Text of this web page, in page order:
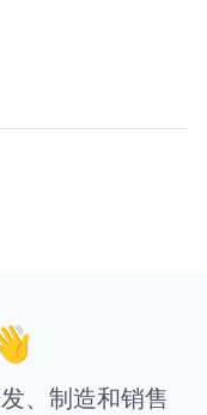
、制造和销售